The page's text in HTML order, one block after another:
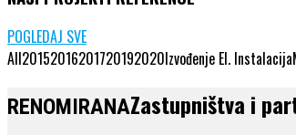
POGLEDAJ SVE
All20152016201720192020Izvođenje El. Instalacija
RENOMIRANAZastupništva i